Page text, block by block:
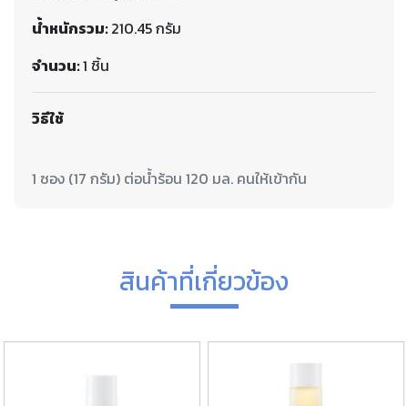
น้ำหนักรวม:210.45 กรัม
จำนวน:1 ชิ้น
วิธีใช้
สินค้าที่เกี่ยวข้อง